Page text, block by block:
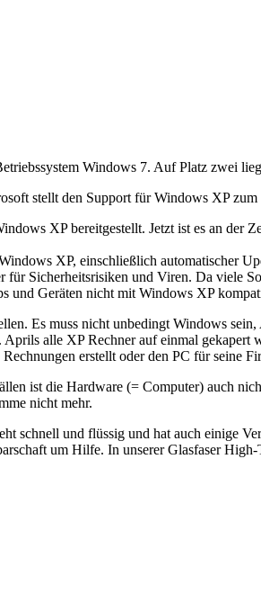
Windows 7. Auf Platz zwei
stellt den Support für Windows XP
XP bereitgestellt. Jetzt ist es an der
XP, einschließlich automatischer
Sicherheitsrisiken und Viren. Da viele
und Geräten nicht mit Windows XP
Es muss nicht unbedingt Windows
alle XP Rechner auf einmal
erstellt oder den PC für seine
ist die Hardware (= Computer) auch
nicht mehr.
schnell und flüssig und hat auch einige
um Hilfe. In unserer Glasfaser